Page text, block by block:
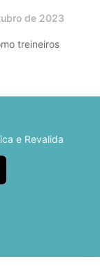
de 2023
treineiros
e Revalida